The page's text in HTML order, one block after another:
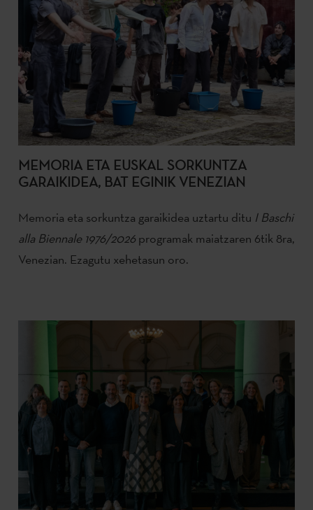
MEMORIA ETA EUSKAL SORKUNTZA
GARAIKIDEA, BAT EGINIK VENEZIAN
Memoria eta sorkuntza garaikidea uztartu ditu I Baschi
alla Biennale 1976/2026 programak maiatzaren 6tik 8ra,
Venezian. Ezagutu xehetasun oro.